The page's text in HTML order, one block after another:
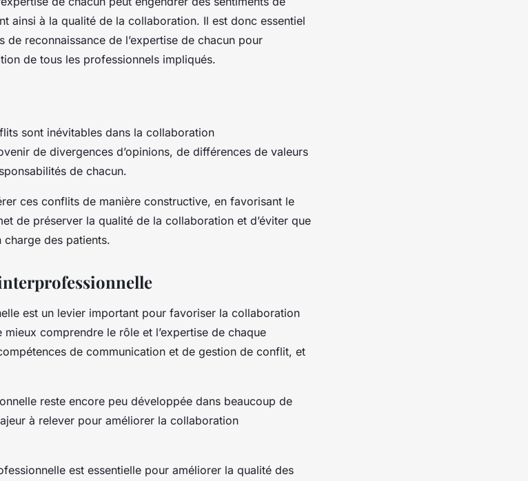
ainsi à la qualité de la collaboration. Il est donc essentiel
de reconnaissance de l’expertise de chacun pour
de tous les professionnels impliqués.
sont inévitables dans la collaboration
de divergences d’opinions, de différences de valeurs
de chacun.
ces conflits de manière constructive, en favorisant le
de préserver la qualité de la collaboration et d’éviter que
charge des patients.
est un levier important pour favoriser la collaboration
comprendre le rôle et l’expertise de chaque
de communication et de gestion de conflit, et
reste encore peu développée dans beaucoup de
à relever pour améliorer la collaboration
est essentielle pour améliorer la qualité des